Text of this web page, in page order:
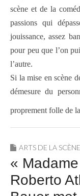
scène et de la
passions qui
jouissance, assez
pour peu que l’on
l’autre.
Si la mise en scène
démesure du
proprement folle de
ARTS DE LA SCÈNE
«
Roberto